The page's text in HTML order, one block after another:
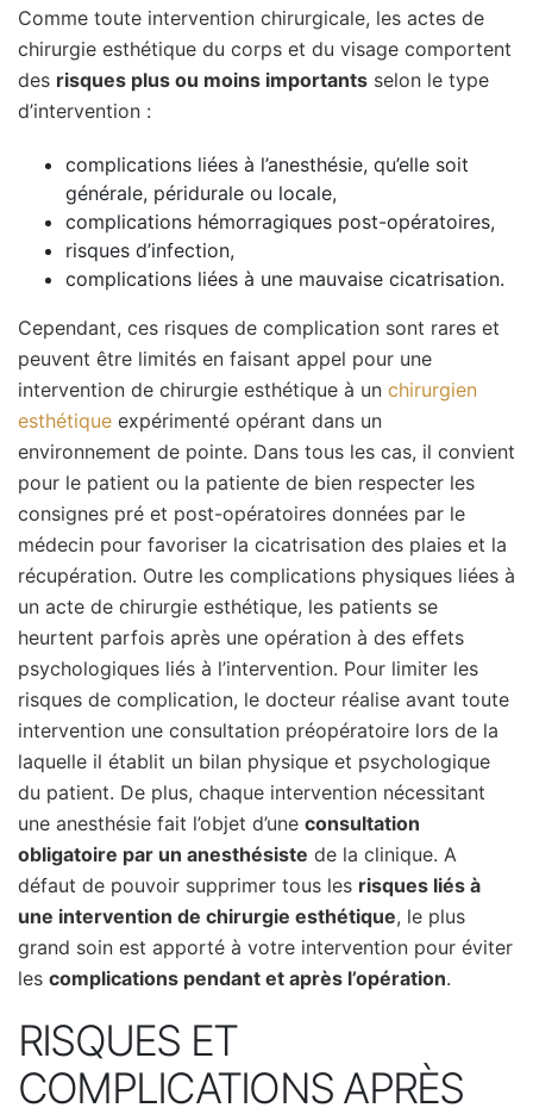
Comme toute intervention chirurgicale, les actes de
chirurgie esthétique du corps et du visage comportent
des risques plus ou moins importants selon le type
d’intervention :
complications liées à l’anesthésie, qu’elle soit
générale, péridurale ou locale,
complications hémorragiques post-opératoires,
risques d’infection,
complications liées à une mauvaise cicatrisation.
Cependant, ces risques de complication sont rares et
peuvent être limités en faisant appel pour une
intervention de chirurgie esthétique à un chirurgien
esthétique expérimenté opérant dans un
environnement de pointe. Dans tous les cas, il convient
pour le patient ou la patiente de bien respecter les
consignes pré et post-opératoires données par le
médecin pour favoriser la cicatrisation des plaies et la
récupération. Outre les complications physiques liées à
un acte de chirurgie esthétique, les patients se
heurtent parfois après une opération à des effets
psychologiques liés à l’intervention. Pour limiter les
risques de complication, le docteur réalise avant toute
intervention une consultation préopératoire lors de la
laquelle il établit un bilan physique et psychologique
du patient. De plus, chaque intervention nécessitant
une anesthésie fait l’objet d’une consultation
obligatoire par un anesthésiste de la clinique. A
défaut de pouvoir supprimer tous les risques liés à
une intervention de chirurgie esthétique, le plus
grand soin est apporté à votre intervention pour éviter
les complications pendant et après l’opération.
RISQUES ET
COMPLICATIONS APRÈS